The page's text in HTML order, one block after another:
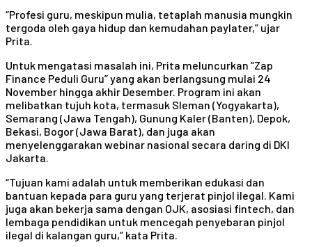
“Profesi guru, meskipun mulia, tetaplah manusia mungkin
tergoda oleh gaya hidup dan kemudahan paylater,” ujar
Prita.
Untuk mengatasi masalah ini, Prita meluncurkan “Zap
Finance Peduli Guru” yang akan berlangsung mulai 24
November hingga akhir Desember. Program ini akan
melibatkan tujuh kota, termasuk Sleman (Yogyakarta),
Semarang (Jawa Tengah), Gunung Kaler (Banten), Depok,
Bekasi, Bogor (Jawa Barat), dan juga akan
menyelenggarakan webinar nasional secara daring di DKI
Jakarta.
“Tujuan kami adalah untuk memberikan edukasi dan
bantuan kepada para guru yang terjerat pinjol ilegal. Kami
juga akan bekerja sama dengan OJK, asosiasi fintech, dan
lembaga pendidikan untuk mencegah penyebaran pinjol
ilegal di kalangan guru,” kata Prita.